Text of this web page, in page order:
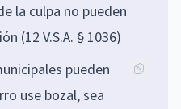
la culpa no pueden
(12 V.S.A. § 1036)
pueden
use bozal, sea